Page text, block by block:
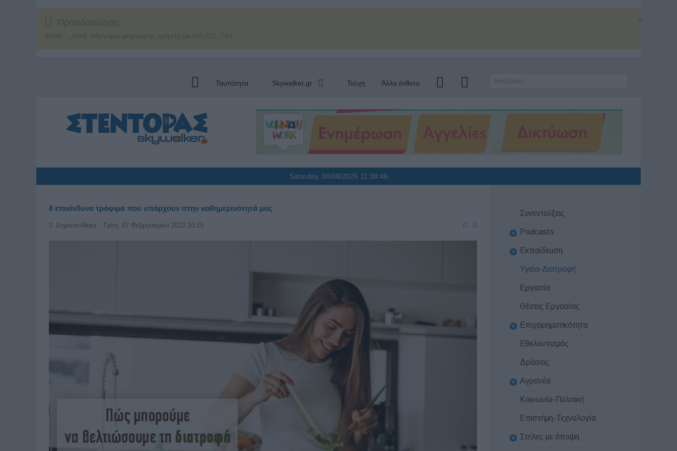
Προειδοποίηση
JUser: :_load: Αδυναμία φόρτωσης χρήστη με Α/Α (ID): 740
Ταυτότητα Skywalker.gr Τεύχη Άλλα ένθετα
Saturday, 08/08/2026 11:38:47
8 επικίνδυνα τρόφιμα που υπάρχουν στην καθημερινότητά μας
Δημοσιεύθηκε : Τρίτη, 07 Φεβρουαρίου 2023 10:15
Συνεντεύξεις
Podcasts
Εκπαίδευση
Υγεία-Διατροφή
Εργασία
Θέσεις Εργασίας
Επιχειρηματικότητα
Εθελοντισμός
Δράσεις
Αγρονέα
Κοινωνία-Πολιτική
Επιστήμη-Τεχνολογία
Στήλες με άποψη